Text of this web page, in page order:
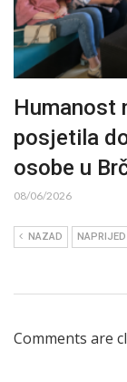
Humanost
posjetila
osobe u
08/06/2026
NAZAD NAPRIJED
Comments are